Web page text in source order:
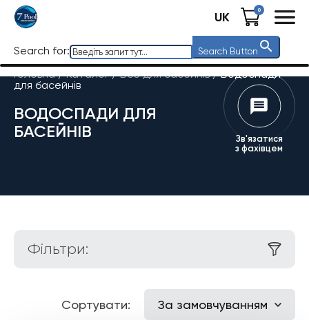
UK 0
Search for: Search Button
Головна / Каталог/Все для басейнів/Водоспади
для басейнів
ВОДОСПАДИ ДЛЯ
БАСЕЙНІВ
Зв'язатися
з фахівцем
Фільтри:
Сортувати: За замовчуванням